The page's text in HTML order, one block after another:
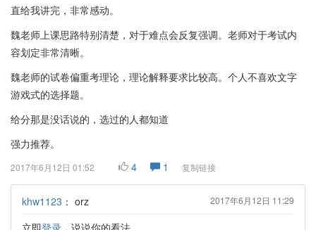
直给我讲完，非常感动。
魏老师上课思路特别清楚，对于难点会反复强调。老师对于考试内
容划定非常清晰。
魏老师的试卷偏重考理论，理论解释要求比较高。个人不喜欢文字
游戏式的选择题。
给分那是没话说的，选过的人都知道
强力推荐。
2017年6月12日 01:52 4 1 复制链接
khw1123 ： orz 2017年6月12日 11:29
立即登录 ，说说你的看法